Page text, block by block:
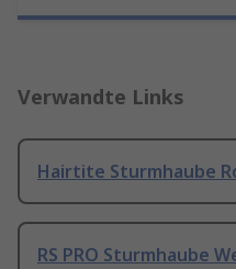
Verwandte Links
Hairtite Sturmhaube
RS PRO Sturmhaube